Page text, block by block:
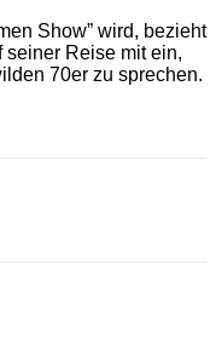
Show” wird, bezieht
seiner Reise mit ein,
70er zu sprechen.